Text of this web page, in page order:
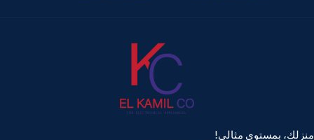
منزلك، بمستوى مثالي!